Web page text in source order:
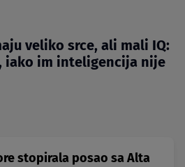
veliko srce, ali mali IQ:
iako im inteligencija nije
stopirala posao sa Alta